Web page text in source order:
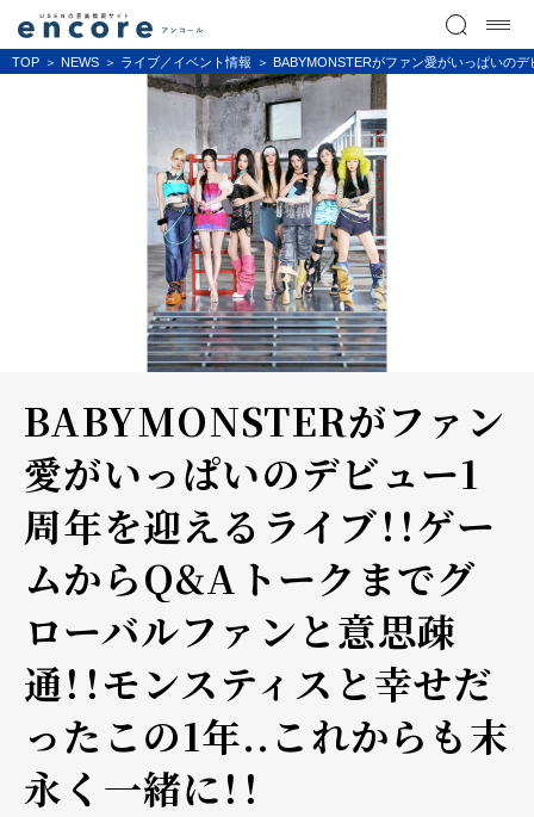
TOP NEWS ライブ／イベント情報 BABYMONSTERがファン愛がいっぱいの
BABYMONSTERがファン
愛がいっぱいのデビュー1
周年を迎えるライブ！！ゲー
ムからQ&Aトークまでグ
ローバルファンと意思疎
通！！モンスティスと幸せだ
ったこの1年..これからも末
永く一緒に！！